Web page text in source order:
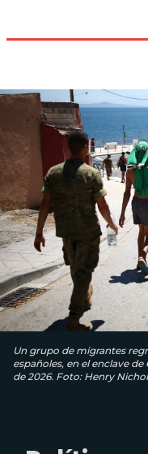
Un grupo de migrantes
españoles, en el enclave
de 2026. Foto: Henry